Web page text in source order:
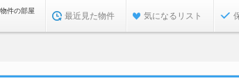
件の部屋
最近見た物件 気になるリスト